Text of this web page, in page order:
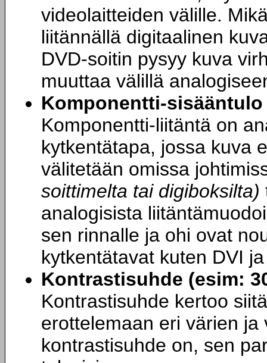
videolaitteiden välille.
liitännällä digitaalinen
DVD-soitin pysyy kuva
muuttaa välillä
Komponentti-sisääntulo
Komponentti-liitäntä on
kytkentätapa, jossa kuva
välitetään omissa
soittimelta tai digiboksilta)
analogisista
sen rinnalle ja ohi ovat
kytkentätavat kuten DVI
Kontrastisuhde (esim:
Kontrastisuhde kertoo
erottelemaan eri värien
kontrastisuhde on, sen